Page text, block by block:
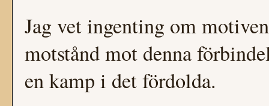
Jag vet ingenting om
motstånd mot denna
en kamp i det fördolda.